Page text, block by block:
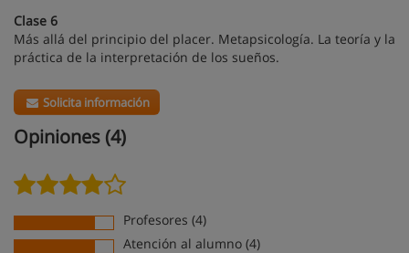
Clase 6
Más allá del principio del placer. Metapsicología. La teoría y la
práctica de la interpretación de los sueños.
Solicita información
Opiniones (4)
Profesores (4)
Atención al alumno (4)